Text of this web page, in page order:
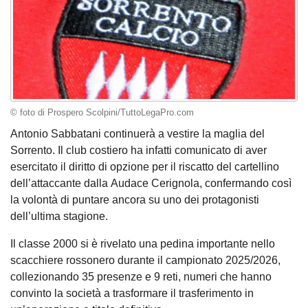
© foto di Prospero Scolpini/TuttoLegaPro.com
Antonio Sabbatani continuerà a vestire la maglia del
Sorrento. Il club costiero ha infatti comunicato di aver
esercitato il diritto di opzione per il riscatto del cartellino
dell’attaccante dalla Audace Cerignola, confermando così
la volontà di puntare ancora su uno dei protagonisti
dell’ultima stagione.
Il classe 2000 si è rivelato una pedina importante nello
scacchiere rossonero durante il campionato 2025/2026,
collezionando 35 presenze e 9 reti, numeri che hanno
convinto la società a trasformare il trasferimento in